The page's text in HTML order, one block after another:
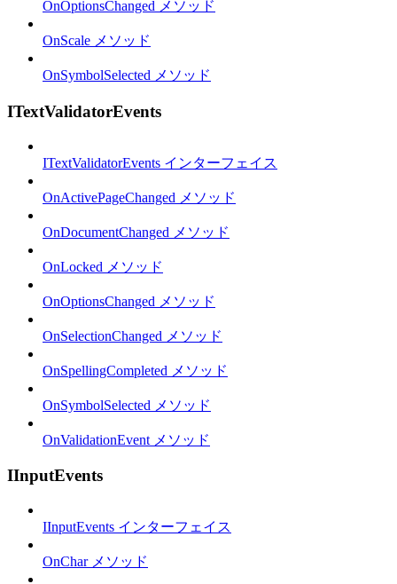
OnOptionsChanged メソッド
OnScale メソッド
OnSymbolSelected メソッド
ITextValidatorEvents
ITextValidatorEvents インターフェイス
OnActivePageChanged メソッド
OnDocumentChanged メソッド
OnLocked メソッド
OnOptionsChanged メソッド
OnSelectionChanged メソッド
OnSpellingCompleted メソッド
OnSymbolSelected メソッド
OnValidationEvent メソッド
IInputEvents
IInputEvents インターフェイス
OnChar メソッド